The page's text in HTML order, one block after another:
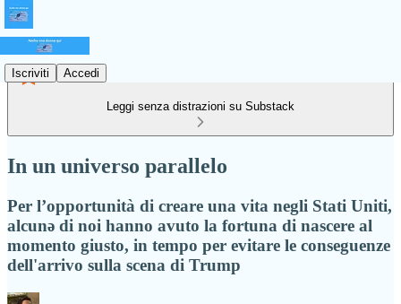
Iscriviti Accedi
Leggi senza distrazioni su Substack
In un universo parallelo
Per l’opportunità di creare una vita negli Stati Uniti,
alcunə di noi hanno avuto la fortuna di nascere al
momento giusto, in tempo per evitare le conseguenze
dell'arrivo sulla scena di Trump